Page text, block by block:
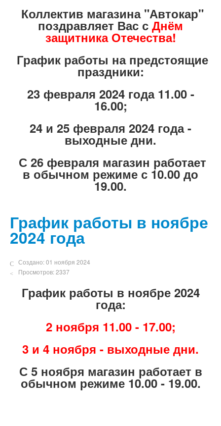
Коллектив магазина "Автокар"
поздравляет Вас с Днём
защитника Отечества!
График работы на предстоящие
праздники:
23 февраля 2024 года 11.00-
16.00;
24 и 25 февраля 2024 года -
выходные дни.
С 26 февраля магазин работает
в обычном режиме с 10.00 до
19.00.
График работы в ноябре
2024 года
Создано: 01 ноября 2024
Просмотров: 2337
График работы в ноябре 2024
года:
2 ноября 11.00 - 17.00;
3 и 4 ноября - выходные дни.
С 5 ноября магазин работает в
обычном режиме 10.00 - 19.00.